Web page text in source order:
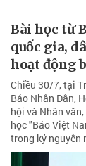
Bài học từ
quốc gia,
hoạt động
Chiều 30/7, tại
Báo Nhân Dân,
hội và Nhân
học "Báo Việt
trong kỷ nguyên